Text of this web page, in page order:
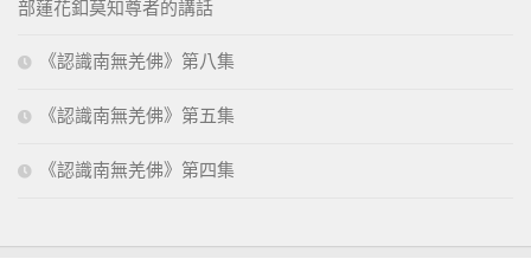
部蓮花釦莫知尊者的講話
《認識南無羌佛》第八集
《認識南無羌佛》第五集
《認識南無羌佛》第四集